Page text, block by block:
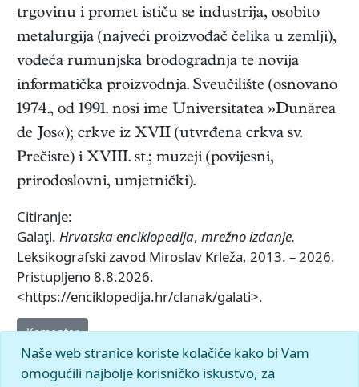
trgovinu i promet ističu se industrija, osobito
metalurgija (najveći proizvođač čelika u zemlji),
vodeća rumunjska brodogradnja te novija
informatička proizvodnja. Sveučilište (osnovano
1974., od 1991. nosi ime Universitatea »Dunărea
de Jos«); crkve iz XVII (utvrđena crkva sv.
Prečiste) i XVIII. st.; muzeji (povijesni,
prirodoslovni, umjetnički).
Citiranje:
Galaţi. Hrvatska enciklopedija, mrežno izdanje.
Leksikografski zavod Miroslav Krleža, 2013. – 2026.
Pristupljeno 8.8.2026.
<https://enciklopedija.hr/clanak/galati>.
Komentar
Naše web stranice koriste kolačiće kako bi Vam
omogućili najbolje korisničko iskustvo, za